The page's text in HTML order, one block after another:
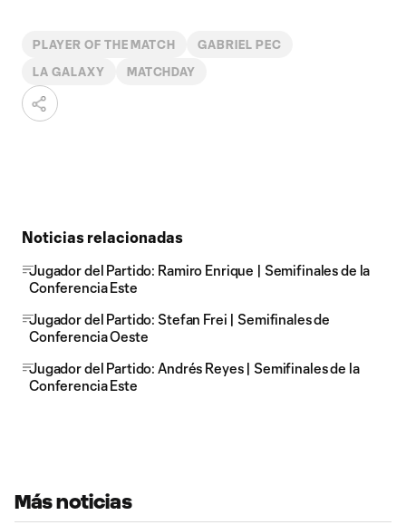
PLAYER OF THE MATCH GABRIEL PEC
LA GALAXY MATCHDAY
Noticias relacionadas
Jugador del Partido: Ramiro Enrique | Semifinales de la
Conferencia Este
Jugador del Partido: Stefan Frei | Semifinales de
Conferencia Oeste
Jugador del Partido: Andrés Reyes | Semifinales de la
Conferencia Este
Más noticias